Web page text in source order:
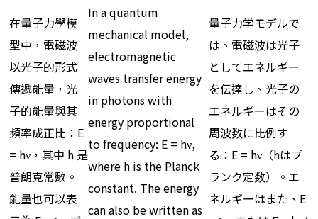
在量子力學模
型中，電磁波
以光子的形式
傳遞能量，光
子的能量與其
頻率成正比：E
= hν，其中 h 是
普朗克常數。
能量也可以表
In a quantum
mechanical model,
electromagnetic
waves transfer energy
in photons with
energy proportional
to frequency: E = hν,
where h is the Planck
constant. The energy
can also be written as
量子力学モデルで
は、電磁波は光子
としてエネルギー
を伝達し、光子の
エネルギーはその
周波数に比例す
る：E = hν（hはプ
ランク定数）。エ
ネルギーはまた、E